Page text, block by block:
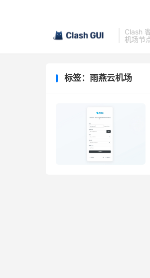
Clash
机场节
标签：雨燕云机场